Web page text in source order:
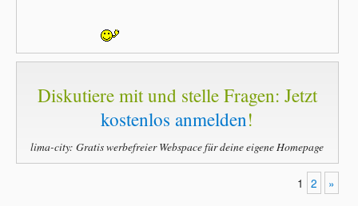
Diskutiere mit und stelle Fragen: Jetzt
kostenlos anmelden!
lima-city: Gratis werbefreier Webspace für deine eigene Homepage
1 2 »